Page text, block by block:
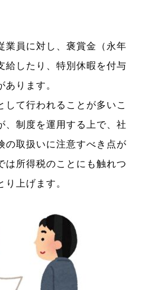
業員に対し、褒賞金（永年
給したり、特別休暇を付与
あります。
して行われることが多いこ
、制度を運用する上で、社
の取扱いに注意すべき点が
は所得税のことにも触れつ
り上げます。